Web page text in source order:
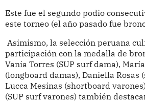
Este fue el segundo podio
este torneo (el año pasado fue
Asimismo, la selección peruana
participación con la medalla de
Vania Torres (SUP surf dama),
(longboard damas), Daniella Rosas
Lucca Mesinas (shortboard
(SUP surf varones) también